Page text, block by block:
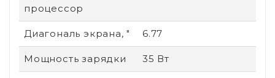
процессор
Диагональ экрана, " 6.77
Мощность зарядки 35 Вт